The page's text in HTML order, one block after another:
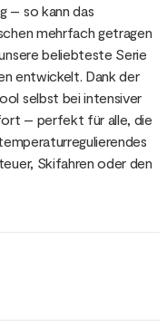
– so kann das
mehrfach getragen
beliebteste Serie
entwickelt. Dank der
selbst bei intensiver
– perfekt für alle, die
Skifahren oder den